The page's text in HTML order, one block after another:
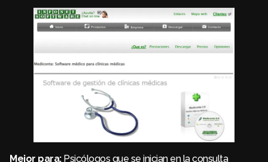
Mejor para:Psicólogos que se inician en la consulta